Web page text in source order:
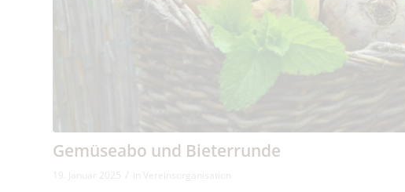
Gemüseabo und Bieterrunde
19. Januar 2025 / in Vereinsorganisation